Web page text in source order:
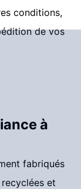
conditions,
de vos
à
fabriqués
et